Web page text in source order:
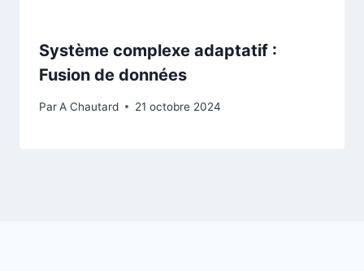
Système complexe adaptatif :
Fusion de données
ParA Chautard 21 octobre 2024